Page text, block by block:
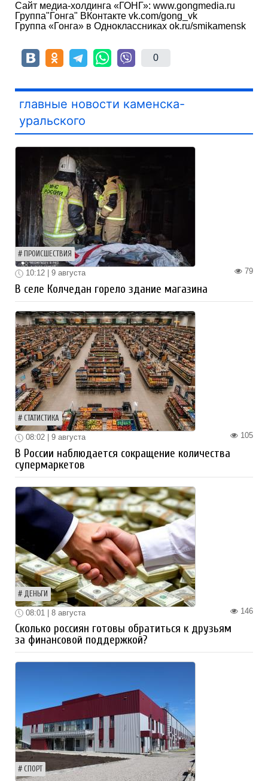
Сайт медиа-холдинга «ГОНГ»: www.gongmedia.ru
Группа"Гонга" ВКонтакте vk.com/gong_vk
Группа «Гонга» в Одноклассниках ok.ru/smikamensk
0
главные новости каменска-
уральского
ПРОИСШЕСТВИЯ
79
10:12 | 9 августа
В селе Колчедан горело здание магазина
СТАТИСТИКА
105
08:02 | 9 августа
В России наблюдается сокращение количества
супермаркетов
ДЕНЬГИ
146
08:01 | 8 августа
Сколько россиян готовы обратиться к друзьям
за финансовой поддержкой?
СПОРТ